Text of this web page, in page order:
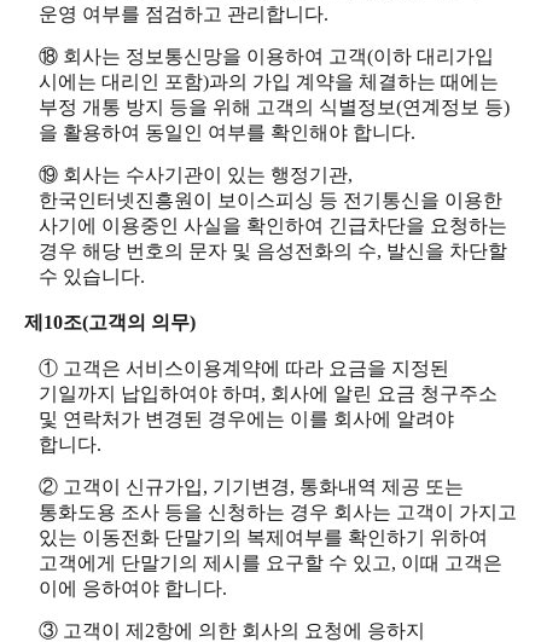
운영 여부를 점검하고 관리합니다.
⑱ 회사는 정보통신망을 이용하여 고객(이하 대리가입
시에는 대리인 포함)과의 가입 계약을 체결하는 때에는
부정 개통 방지 등을 위해 고객의 식별정보(연계정보 등)
을 활용하여 동일인 여부를 확인해야 합니다.
⑲ 회사는 수사기관이 있는 행정기관,
한국인터넷진흥원이 보이스피싱 등 전기통신을 이용한
사기에 이용중인 사실을 확인하여 긴급차단을 요청하는
경우 해당 번호의 문자 및 음성전화의 수, 발신을 차단할
수 있습니다.
제10조(고객의 의무)
① 고객은 서비스이용계약에 따라 요금을 지정된
기일까지 납입하여야 하며, 회사에 알린 요금 청구주소
및 연락처가 변경된 경우에는 이를 회사에 알려야
합니다.
② 고객이 신규가입, 기기변경, 통화내역 제공 또는
통화도용 조사 등을 신청하는 경우 회사는 고객이 가지고
있는 이동전화 단말기의 복제여부를 확인하기 위하여
고객에게 단말기의 제시를 요구할 수 있고, 이때 고객은
이에 응하여야 합니다.
③ 고객이 제2항에 의한 회사의 요청에 응하지